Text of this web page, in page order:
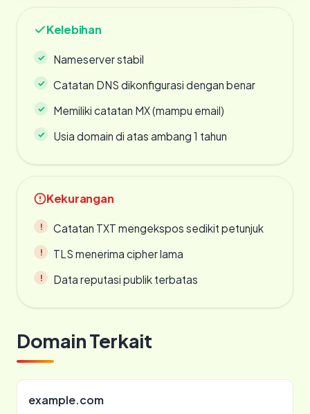
Kelebihan
Nameserver stabil
Catatan DNS dikonfigurasi dengan benar
Memiliki catatan MX (mampu email)
Usia domain di atas ambang 1 tahun
Kekurangan
Catatan TXT mengekspos sedikit petunjuk
TLS menerima cipher lama
Data reputasi publik terbatas
Domain Terkait
example.com